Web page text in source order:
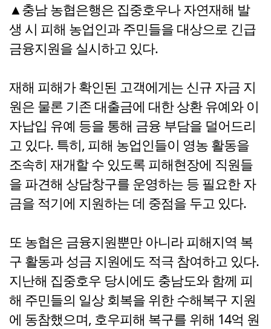
▲충남 농협은행은 집중호우나 자연재해 발
생 시 피해 농업인과 주민들을 대상으로 긴급
금융지원을 실시하고 있다.
재해 피해가 확인된 고객에게는 신규 자금 지
원은 물론 기존 대출금에 대한 상환 유예와 이
자납입 유예 등을 통해 금융 부담을 덜어드리
고 있다. 특히, 피해 농업인들이 영농 활동을
조속히 재개할 수 있도록 피해현장에 직원들
을 파견해 상담창구를 운영하는 등 필요한 자
금을 적기에 지원하는 데 중점을 두고 있다.
또 농협은 금융지원뿐만 아니라 피해지역 복
구 활동과 성금 지원에도 적극 참여하고 있다.
지난해 집중호우 당시에도 충남도와 함께 피
해 주민들의 일상 회복을 위한 수해복구 지원
에 동참했으며, 호우피해 복구를 위해 14억 원